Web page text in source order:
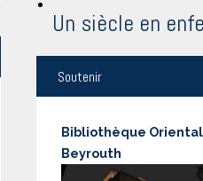
Un siècle en
Soutenir
Bibliothèque
Beyrouth